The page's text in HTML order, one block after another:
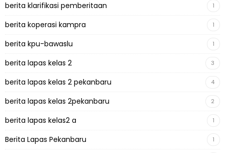
berita klarifikasi pemberitaan 1
berita koperasi kampra 1
berita kpu-bawaslu 1
berita lapas kelas 2 3
berita lapas kelas 2 pekanbaru 4
berita lapas kelas 2pekanbaru 2
berita lapas kelas2 a 1
Berita Lapas Pekanbaru 1